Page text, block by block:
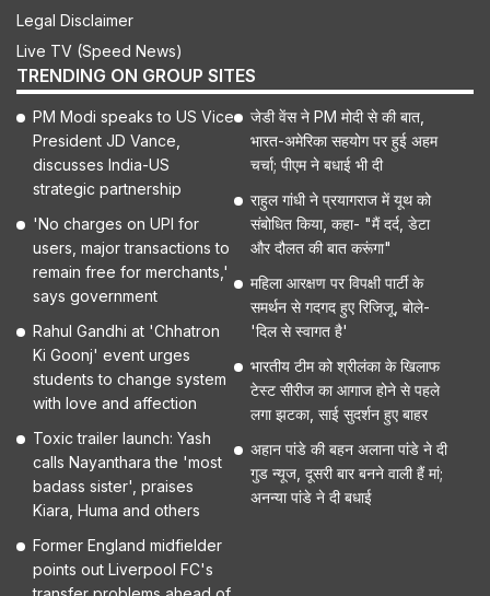
Legal Disclaimer
Live TV (Speed News)
TRENDING ON GROUP SITES
PM Modi speaks to US Vice
President JD Vance,
discusses India-US
strategic partnership
'No charges on UPI for
users, major transactions to
remain free for merchants,'
says government
Rahul Gandhi at 'Chhatron
Ki Goonj' event urges
students to change system
with love and affection
Toxic trailer launch: Yash
calls Nayanthara the 'most
badass sister', praises
Kiara, Huma and others
Former England midfielder
points out Liverpool FC's
जेडी वेंस ने PM मोदी से की बात,
भारत-अमेरिका सहयोग पर हुई अहम
चर्चा; पीएम ने बधाई भी दी
राहुल गांधी ने प्रयागराज में यूथ को
संबोधित किया, कहा- "मैं दर्द, डेटा
और दौलत की बात करूंगा"
महिला आरक्षण पर विपक्षी पार्टी के
समर्थन से गदगद हुए रिजिजू, बोले-
'दिल से स्वागत है'
भारतीय टीम को श्रीलंका के खिलाफ
टेस्ट सीरीज का आगाज होने से पहले
लगा झटका, साई सुदर्शन हुए बाहर
अहान पांडे की बहन अलाना पांडे ने दी
गुड न्यूज, दूसरी बार बनने वाली हैं मां;
अनन्या पांडे ने दी बधाई